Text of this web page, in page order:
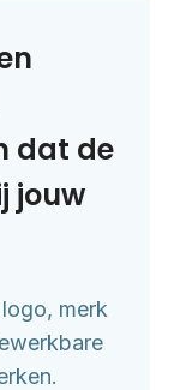
dat de
jouw
merk